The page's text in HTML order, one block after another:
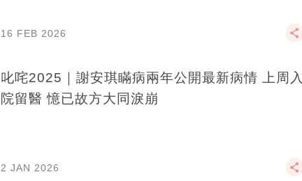
16 FEB 2026
叱咤2025｜謝安琪瞞病兩年公開最新病情 上周入
院留醫 憶已故方大同淚崩
2 JAN 2026